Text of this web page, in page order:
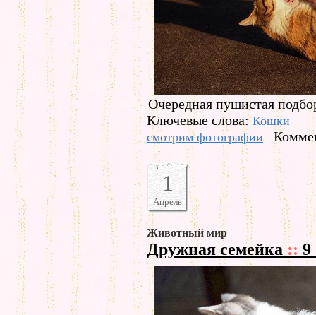
Очередная пушистая
Ключевые слова: Кошки
смотрим фотографии
1
Апрель
Животный мир
Дружная семейка:: 9